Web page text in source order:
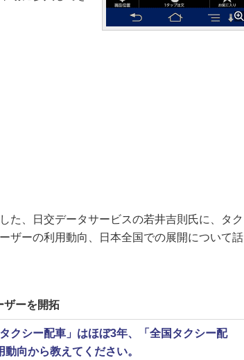
た、日交データサービスの若井吉則氏に、タク
ザーの利用動向、日本全国での展開について話
ザーを開拓
クシー配車」はほぼ3年、「全国タクシー配
向から教えてください。